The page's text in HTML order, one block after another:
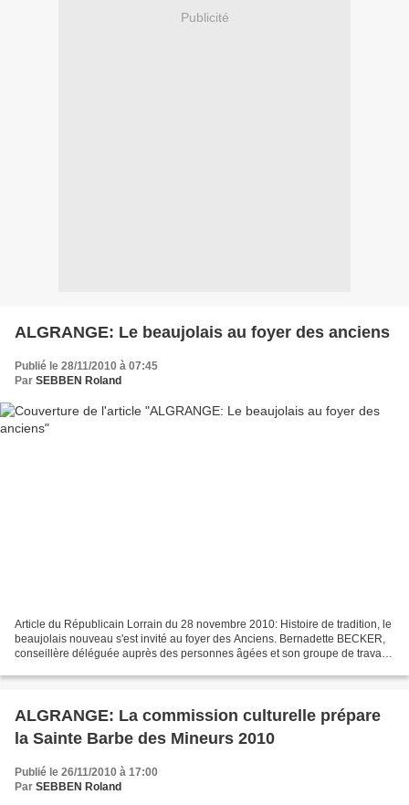
Publicité
ALGRANGE: Le beaujolais au foyer des anciens
Publié le 28/11/2010 à 07:45
Par SEBBEN Roland
Article du Républicain Lorrain du 28 novembre 2010: Histoire de tradition, le
beaujolais nouveau s'est invité au foyer des Anciens. Bernadette BECKER,
conseillère déléguée auprès des personnes âgées et son groupe de travail
ALGRANGE: La commission culturelle prépare
la Sainte Barbe des Mineurs 2010
Publié le 26/11/2010 à 17:00
Par SEBBEN Roland